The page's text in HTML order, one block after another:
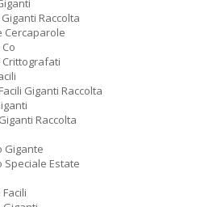
Raccolta
Cercaparole
Crittografati
Giganti Raccolta
Raccolta
Gigante
Speciale Estate